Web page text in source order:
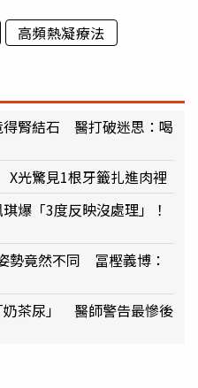
高頻熱凝療法
得腎結石 醫打破迷思：喝
光驚見1根牙籤扎進肉裡
爆「3度反映沒處理」！
勢竟然不同 冨樫義博：
奶茶尿」 醫師警告最慘後